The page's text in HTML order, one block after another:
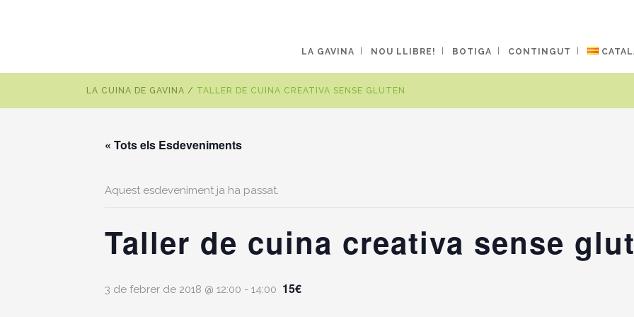
LA GAVINA NOU LLIBRE! BOTIGA CONTINGUT
LA CUINA DE GAVINA / TALLER DE CUINA CREATIVA SENSE GLUTEN
« Tots els Esdeveniments
Aquest esdeveniment ja ha passat.
Taller de cuina creativa sense
3 de febrer de 2018 @ 12:00 - 14:00 15€